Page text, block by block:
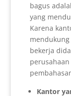
bagus
yang
Karena
bekerja
Kantor